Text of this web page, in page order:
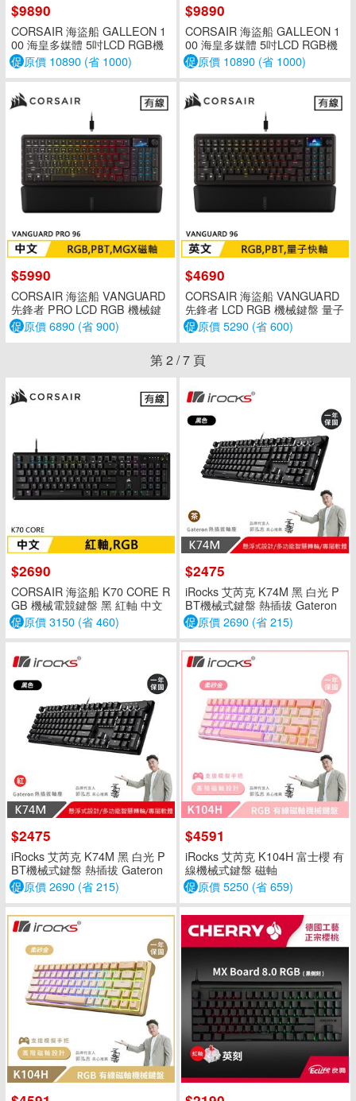
$9890
CORSAIR 海盜船 GALLEON 1
00 海皇多媒體 5吋LCD RGB機
械鍵盤 紫軸 英文
促原價 10890 (省 1000)
$9890
CORSAIR 海盜船 GALLEON 1
00 海皇多媒體 5吋LCD RGB機
械鍵盤 紫軸 中文
促原價 10890 (省 1000)
$5990
CORSAIR 海盜船 VANGUARD
先鋒者 PRO LCD RGB 機械鍵
盤 磁軸 中文
促原價 6890 (省 900)
$4690
CORSAIR 海盜船 VANGUARD
先鋒者 LCD RGB 機械鍵盤 量子
快軸 英文
促原價 5290 (省 600)
第 2 /7 頁
$2690
CORSAIR 海盜船 K70 CORE R
GB 機械電競鍵盤 黑 紅軸 中文
促原價 3150 (省 460)
$2475
iRocks 艾芮克 K74M 黑 白光 P
BT機械式鍵盤 熱插拔 Gateron
茶軸
促原價 2690 (省 215)
$2475
iRocks 艾芮克 K74M 黑 白光 P
BT機械式鍵盤 熱插拔 Gateron
紅軸
促原價 2690 (省 215)
$4591
iRocks 艾芮克 K104H 富士櫻 有
線機械式鍵盤 磁軸
促原價 5250 (省 659)